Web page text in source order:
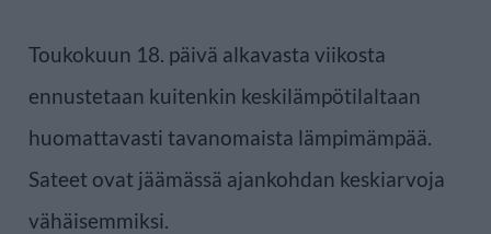
Toukokuun 18. päivä alkavasta viikosta
ennustetaan kuitenkin keskilämpötilaltaan
huomattavasti tavanomaista lämpimämpää.
Sateet ovat jäämässä ajankohdan keskiarvoja
vähäisemmiksi.